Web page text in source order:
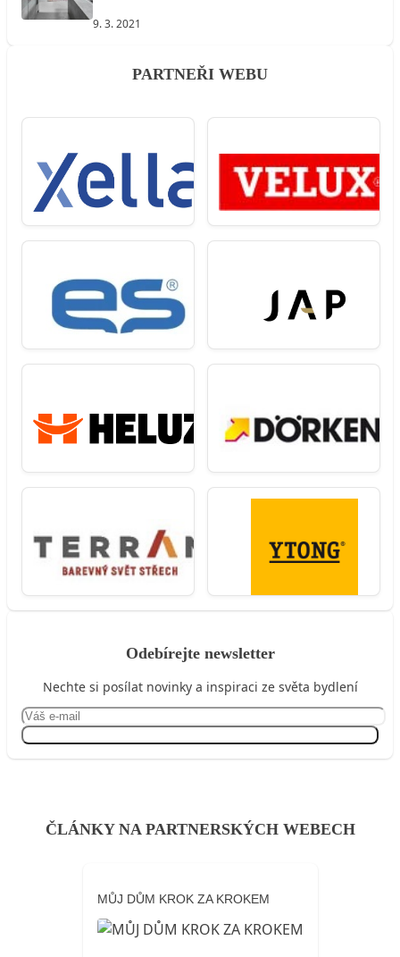
9. 3. 2021
PARTNEŘI WEBU
Odebírejte newsletter
Nechte si posílat novinky a inspiraci ze světa bydlení
ČLÁNKY NA PARTNERSKÝCH WEBECH
MŮJ DŮM KROK ZA KROKEM